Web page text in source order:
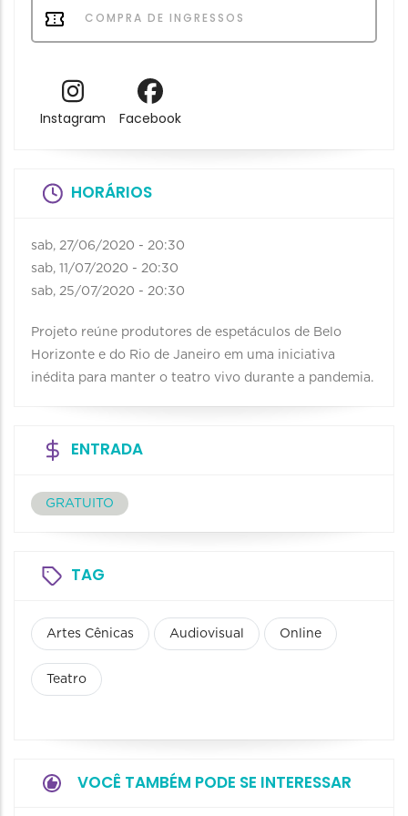
COMPRA DE INGRESSOS
Instagram Facebook
HORÁRIOS
sab, 27/06/2020 - 20:30
sab, 11/07/2020 - 20:30
sab, 25/07/2020 - 20:30
Projeto reúne produtores de espetáculos de Belo
Horizonte e do Rio de Janeiro em uma iniciativa
inédita para manter o teatro vivo durante a pandemia.
ENTRADA
GRATUITO
TAG
Artes Cênicas Audiovisual Online
Teatro
VOCÊ TAMBÉM PODE SE INTERESSAR